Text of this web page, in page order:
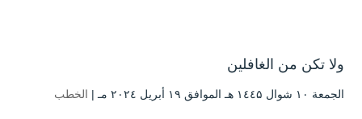
ولا تكن من الغافلين
الجمعة ۱۰ شوال ۱٤٤۵ هـ الموافق ۱۹ أبريل ۲۰۲٤ مـ | الخطب